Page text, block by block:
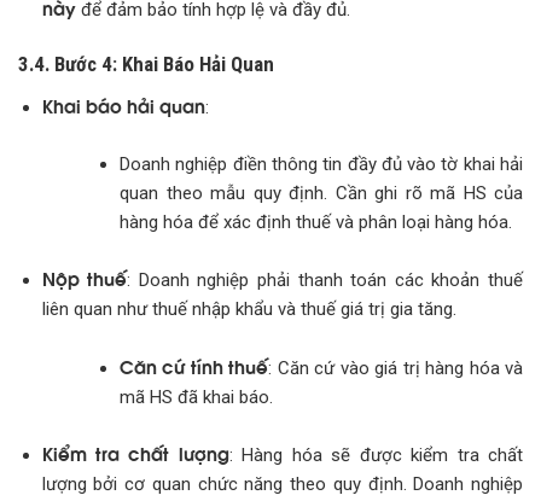
nàyđể đảm bảo tính hợp lệ và đầy đủ.
3.4. Bước 4: Khai Báo Hải Quan
Khai báo hải quan:
Doanh nghiệp điền thông tin đầy đủ vào tờ khai hải
quan theo mẫu quy định. Cần ghi rõ mã HS của
hàng hóa để xác định thuế và phân loại hàng hóa.
Nộp thuế: Doanh nghiệp phải thanh toán các khoản thuế
liên quan như thuế nhập khẩu và thuế giá trị gia tăng.
Căn cứ tính thuế: Căn cứ vào giá trị hàng hóa và
mã HS đã khai báo.
Kiểm tra chất lượng: Hàng hóa sẽ được kiểm tra chất
lượng bởi cơ quan chức năng theo quy định. Doanh nghiệp